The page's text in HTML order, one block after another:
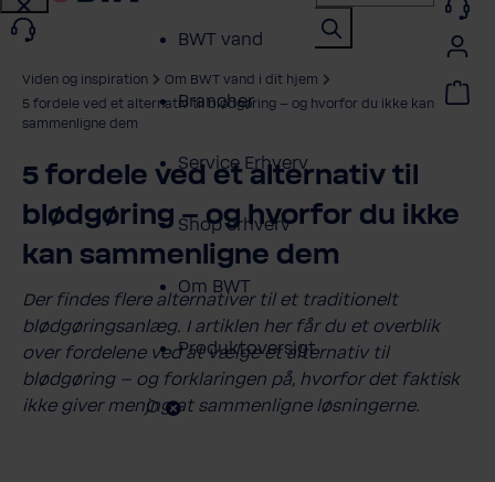
BWT vand
Brancher
Service Erhverv
Shop erhverv
Om BWT
Produktoversigt
Viden og inspiration
Om BWT vand i dit hjem
5 fordele ved et alternativ til blødgøring – og hvorfor du ikke kan
sammenligne dem
5 fordele ved et alternativ til
blødgøring – og hvorfor du ikke
kan sammenligne dem
Der findes flere alternativer til et traditionelt
blødgøringsanlæg. I artiklen her får du et overblik
over fordelene ved at vælge et alternativ til
blødgøring – og forklaringen på, hvorfor det faktisk
ikke giver mening at sammenligne løsningerne.